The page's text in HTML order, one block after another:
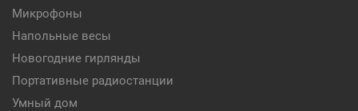
Микрофоны
Напольные весы
Новогодние гирлянды
Портативные радиостанции
Умный дом